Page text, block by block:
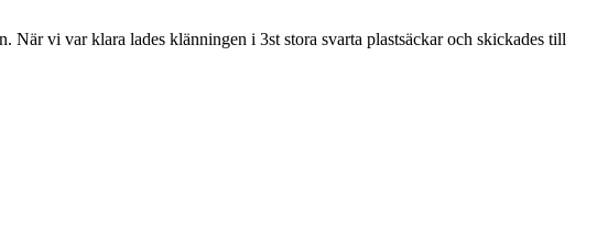
När vi var klara lades klänningen i 3st stora svarta plastsäckar och skickades till